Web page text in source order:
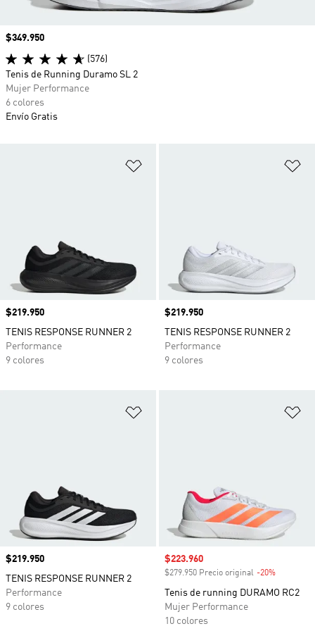
Precio
$219.950
TENIS RESPONSE RUNNER 2
Performance
9 colores
Precio
$219.950
TENIS RESPONSE RUNNER 2
Performance
9 colores
Precio
$219.950
TENIS RESPONSE RUNNER 2
Performance
9 colores
Precio de venta
$223.960
$279.950 Precio original -20%
Tenis de running DURAMO RC2
Mujer Performance
10 colores
Precio
$349.950
(576)
Tenis de Running Duramo SL 2
Mujer Performance
6 colores
Envío Gratis